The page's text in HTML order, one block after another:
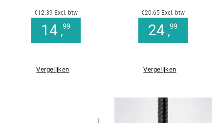
€12.39 Excl. btw
14 ,99
Vergelijken
€20.65 Excl. btw
24 ,99
Vergelijken